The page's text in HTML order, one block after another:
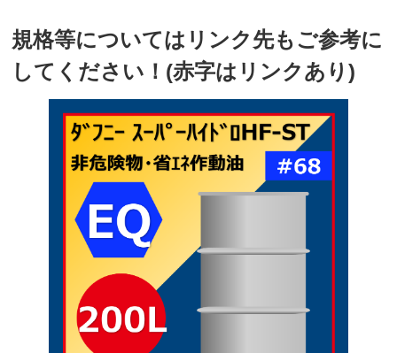
規格等についてはリンク先もご参考に
してください！(赤字はリンクあり)